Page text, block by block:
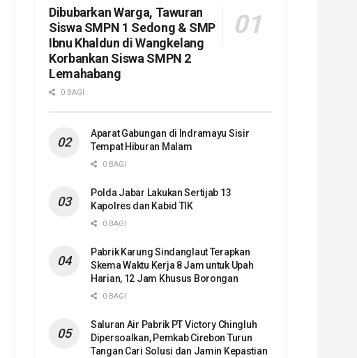
Dibubarkan Warga, Tawuran
Siswa SMPN 1 Sedong & SMP
Ibnu Khaldun di Wangkelang
Korbankan Siswa SMPN 2
Lemahabang
0 BAGI
Aparat Gabungan di Indramayu Sisir
Tempat Hiburan Malam
0 BAGI
Polda Jabar Lakukan Sertijab 13
Kapolres dan Kabid TIK
0 BAGI
Pabrik Karung Sindanglaut Terapkan
Skema Waktu Kerja 8 Jam untuk Upah
Harian, 12 Jam Khusus Borongan
0 BAGI
Saluran Air Pabrik PT Victory Chingluh
Dipersoalkan, Pemkab Cirebon Turun
Tangan Cari Solusi dan Jamin Kepastian